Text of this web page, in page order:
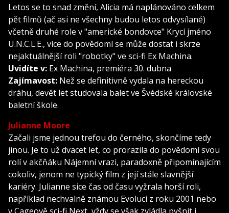
Letos se to snad změní, Alicia má naplánováno celkem
pět filmů (ač asi ne všechny budou letos odvysílané)
včetně druhé role v "americké bondovce" Krycí jméno
U.N.C.L.E., více do povědomí se může dostat i skrze
nejaktuálnější roli "robotky" ve sci-fi Ex Machina.
Uvidíte v: Ex Machina, premiéra 30. dubna
Zajímavost: Než se definitivně vydala na hereckou
dráhu, devět let studovala balet ve Švédské královské
baletní škole.
Julianne Moore
Začali jsme jednou trefou do černého, skončíme tedy
jinou. Je to už dvacet let, co prorazila do povědomí svou
rolí v akčňáku Nájemní vrazi, paradoxně připomínajícím
cokoliv, jenom ne typický film z její stále slavnější
kariéry. Julianne sice čas od času vyžrala horší roli,
například nechvalně známou Evoluci z roku 2001 nebo